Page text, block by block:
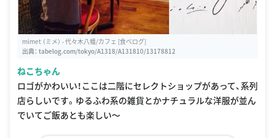
mimet （ミメ） - 代々木八幡/カフェ [食べログ]
出典： tabelog.com/tokyo/A1318/A131810/13178812
ねこちゃん
ロゴがかわいい！ここは二階にセレクトショップがあって、系列
店らしいです。ゆるふわ系の雑貨とかナチュラルな洋服が並ん
でいてご飯あとも楽しい〜